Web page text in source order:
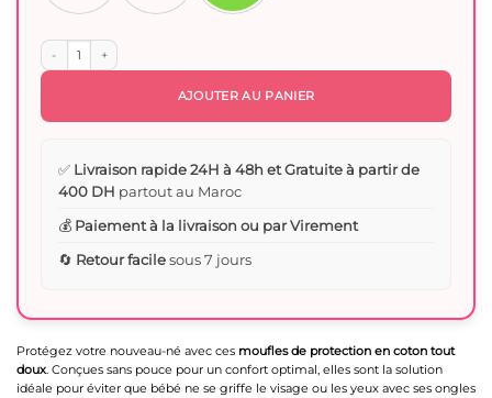
Protégez votre nouveau-né avec ces moufles de protection en coton tout
doux. Conçues sans pouce pour un confort optimal, elles sont la solution
idéale pour éviter que bébé ne se griffe le visage ou les yeux avec ses ongles
quantité de Moufles de Protection pour Nouveau-Nés – Douceur et Sécurité
AJOUTER AU PANIER
✅ Livraison rapide 24H à 48h et Gratuite à partir de
400 DH partout au Maroc
💰 Paiement à la livraison ou par Virement
🔄 Retour facilesous 7 jours